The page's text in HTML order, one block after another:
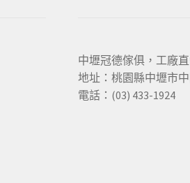
中壢冠德傢俱，工廠
地址：桃園縣中壢市
電話：(03) 433-1924